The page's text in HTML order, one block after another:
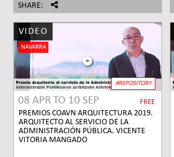
SHARE:
VIDEO
NAVARRA
08 APR TO 10 SEP FREE
PREMIOS COAVN ARQUITECTURA 2019.
ARQUITECTO AL SERVICIO DE LA
ADMINISTRACIÓN PÚBLICA. VICENTE
VITORIA MANGADO
#REPOSITORY